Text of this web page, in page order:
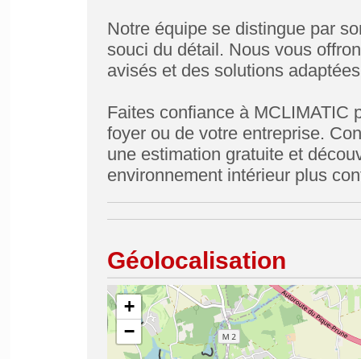
Notre équipe se distingue par
souci du détail. Nous vous
avisés et des solutions
Faites confiance à MCLIMATIC
foyer ou de votre entreprise.
une estimation gratuite et
environnement intérieur plus
Géolocalisation
+
−